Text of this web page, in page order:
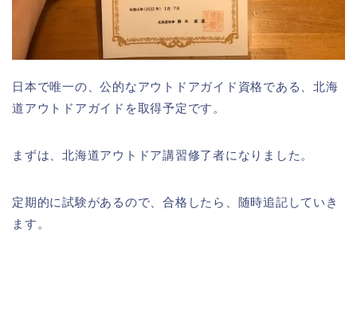
日本で唯一の、公的なアウトドアガイド資格である、北海
道アウトドアガイドを取得予定です。
まずは、北海道アウトドア講習修了者になりました。
定期的に試験があるので、合格したら、随時追記していき
ます。